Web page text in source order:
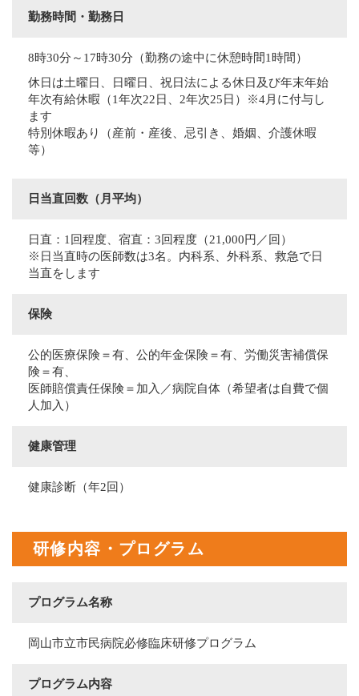
勤務時間・勤務日
8時30分～17時30分（勤務の途中に休憩時間1時間）
休日は土曜日、日曜日、祝日法による休日及び年末年始
年次有給休暇（1年次22日、2年次25日）※4月に付与し
ます
特別休暇あり（産前・産後、忌引き、婚姻、介護休暇
等）
日当直回数（月平均）
日直：1回程度、宿直：3回程度（21,000円／回）
※日当直時の医師数は3名。内科系、外科系、救急で日
当直をします
保険
公的医療保険＝有、公的年金保険＝有、労働災害補償保
険＝有、
医師賠償責任保険＝加入／病院自体（希望者は自費で個
人加入）
健康管理
健康診断（年2回）
研修内容・プログラム
プログラム名称
岡山市立市民病院必修臨床研修プログラム
プログラム内容